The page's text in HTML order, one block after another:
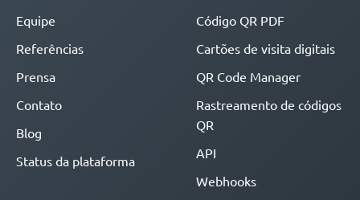
Equipe
Referências
Prensa
Contato
Blog
Status da plataforma
Código QR PDF
Cartões de visita digitais
QR Code Manager
Rastreamento de códigos
QR
API
Webhooks